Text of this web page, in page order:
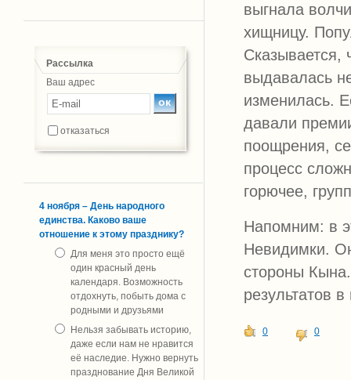
Рассылка
Ваш адрес
отказаться
4 ноября – День народного
единства. Каково ваше
отношение к этому празднику?
Для меня это просто ещё
один красный день
календаря. Возможность
отдохнуть, побыть дома с
родными и друзьями
Нельзя забывать историю,
даже если нам не нравится
её наследие. Нужно вернуть
празднование Дня Великой
выгнала
хищницу.
Сказывается,
выдавалась
изменилась.
давали
поощрения,
процесс
горючее,
Напомним: в
Невидимки.
стороны
результатов
0 0